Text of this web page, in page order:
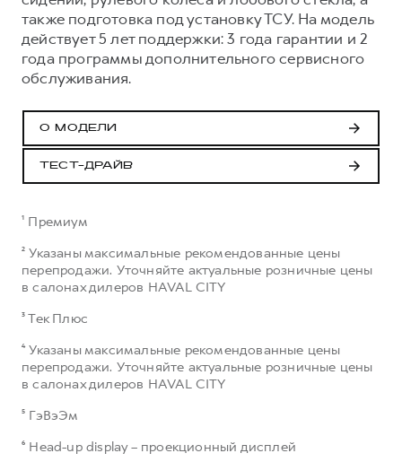
также подготовка под установку ТСУ. На модель
действует 5 лет поддержки: 3 года гарантии и 2
года программы дополнительного сервисного
обслуживания.
О МОДЕЛИ
ТЕСТ-ДРАЙВ
¹ Премиум
² Указаны максимальные рекомендованные цены
перепродажи. Уточняйте актуальные розничные цены
в салонах дилеров HAVAL CITY
³ Тек Плюс
⁴ Указаны максимальные рекомендованные цены
перепродажи. Уточняйте актуальные розничные цены
в салонах дилеров HAVAL CITY
⁵ ГэВэЭм
⁶ Head-up display – проекционный дисплей